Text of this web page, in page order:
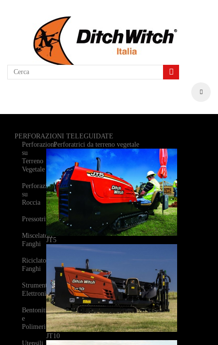
PERFORAZIONI TELEGUIDATE
Perforazioni
su
Terreno
Vegetale
Perforazioni
su
Roccia
Pressotrivelle
Miscelatori
Fanghi
Riciclatori
Fanghi
Strumenti
Elettronici
Bentoniti
e
Polimeri
Utensili
Perforatrici da terreno vegetale
JT5
JT10